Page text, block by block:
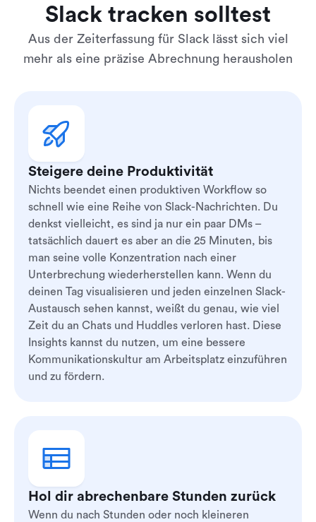
Slack tracken solltest
Aus der Zeiterfassung für Slack lässt sich viel
mehr als eine präzise Abrechnung herausholen
Steigere deine Produktivität
Nichts beendet einen produktiven Workflow so
schnell wie eine Reihe von Slack-Nachrichten. Du
denkst vielleicht, es sind ja nur ein paar DMs –
tatsächlich dauert es aber an die 25 Minuten, bis
man seine volle Konzentration nach einer
Unterbrechung wiederherstellen kann. Wenn du
deinen Tag visualisieren und jeden einzelnen Slack-
Austausch sehen kannst, weißt du genau, wie viel
Zeit du an Chats und Huddles verloren hast. Diese
Insights kannst du nutzen, um eine bessere
Kommunikationskultur am Arbeitsplatz einzuführen
und zu fördern.
Hol dir abrechenbare Stunden zurück
Wenn du nach Stunden oder noch kleineren